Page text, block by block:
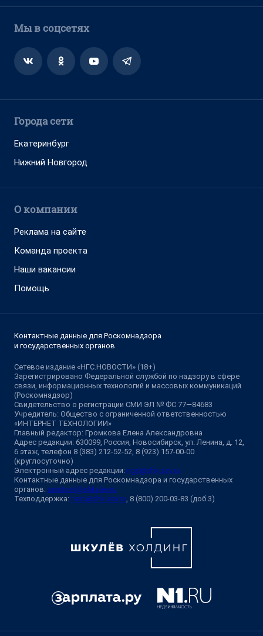
Мы в соцсетях
Города сети
Екатеринбург
Нижний Новгород
О компании
Реклама на сайте
Команда проекта
Наши вакансии
Помощь
Контактные данные для Роскомнадзора
и государственных органов
Сетевое издание «НГС.НОВОСТИ» (18+)
Зарегистрировано Федеральной службой по надзору в сфере
связи, информационных технологий и массовых коммуникаций
(Роскомнадзор)
Свидетельство о регистрации СМИ ЭЛ № ФС 77—84683
Учредитель: Общество с ограниченной ответственностью
«ИНТЕРНЕТ ТЕХНОЛОГИИ»
Главный редактор: Громкова Елена Александровна
Адрес редакции: 630099, Россия, Новосибирск, ул. Ленина, д. 12,
6 этаж, телефон 8 (383) 212-52-52, 8 (923) 157-00-00
(круглосуточно)
Электронный адрес редакции: ngs@shkulev.ru
Контактные данные для Роскомнадзора и государственных
органов: juristnsk@shkulev.ru
Техподдержка: help@shkulev.ru, 8 (800) 200-03-83 (доб.3)